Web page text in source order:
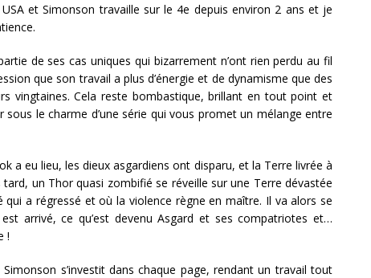
et Simonson travaille sur le 4e depuis environ 2 ans et je
de ses cas uniques qui bizarrement n’ont rien perdu au fil
que son travail a plus d’énergie et de dynamisme que des
vingtaines. Cela reste bombastique, brillant en tout point et
le charme d’une série qui vous promet un mélange entre
a eu lieu, les dieux asgardiens ont disparu, et la Terre livrée à
tard, un Thor quasi zombifié se réveille sur une Terre dévastée
a régressé et où la violence règne en maître. Il va alors se
arrivé, ce qu’est devenu Asgard et ses compatriotes et…
!
s’investit dans chaque page, rendant un travail tout